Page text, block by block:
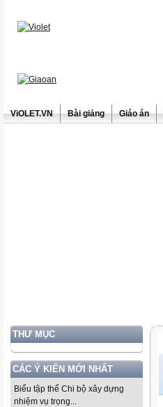
ViOLET.VN Bài giảng Giáo án
THƯ MỤC
CÁC Ý KIẾN MỚI NHẤT
Biểu tập thể Chi bộ xây dựng
nhiệm vụ trọng...